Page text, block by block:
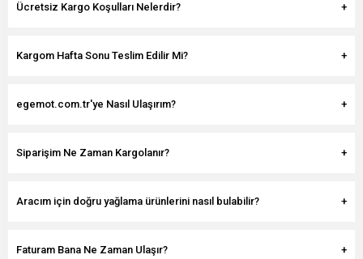
Ücretsiz Kargo Koşulları Nelerdir?
Kargom Hafta Sonu Teslim Edilir Mi?
egemot.com.tr'ye Nasıl Ulaşırım?
Siparişim Ne Zaman Kargolanır?
Aracım için doğru yağlama ürünlerini nasıl bulabilir?
Faturam Bana Ne Zaman Ulaşır?